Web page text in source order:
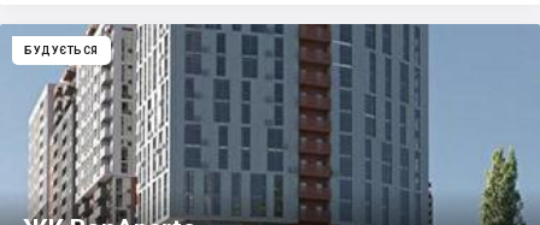
БУДУЄТЬСЯ